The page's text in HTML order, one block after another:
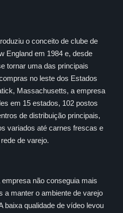
o conceito de clube de
England em 1984 e, desde
tornar uma das principais
no leste dos Estados
Massachusetts, a empresa
em 15 estados, 102 postos
de distribuição principais,
variados até carnes frescas e
de varejo.
não conseguia mais
a manter o ambiente de varejo
baixa qualidade de vídeo levou